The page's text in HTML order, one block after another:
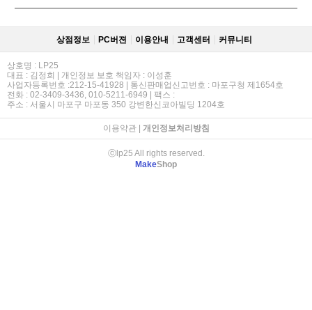
상점정보 PC버젼 이용안내 고객센터 커뮤니티
상호명 : LP25
대표 : 김정희 | 개인정보 보호 책임자 : 이성훈
사업자등록번호 :212-15-41928 | 통신판매업신고번호 : 마포구청 제1654호
전화 : 02-3409-3436, 010-5211-6949 | 팩스 :
주소 : 서울시 마포구 마포동 350 강변한신코아빌딩 1204호
이용약관| 개인정보처리방침
ⓒlp25 All rights reserved.
MakeShop